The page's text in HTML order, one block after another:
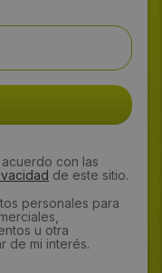
con las
de este sitio.
personales para
u otra
de mi interés.